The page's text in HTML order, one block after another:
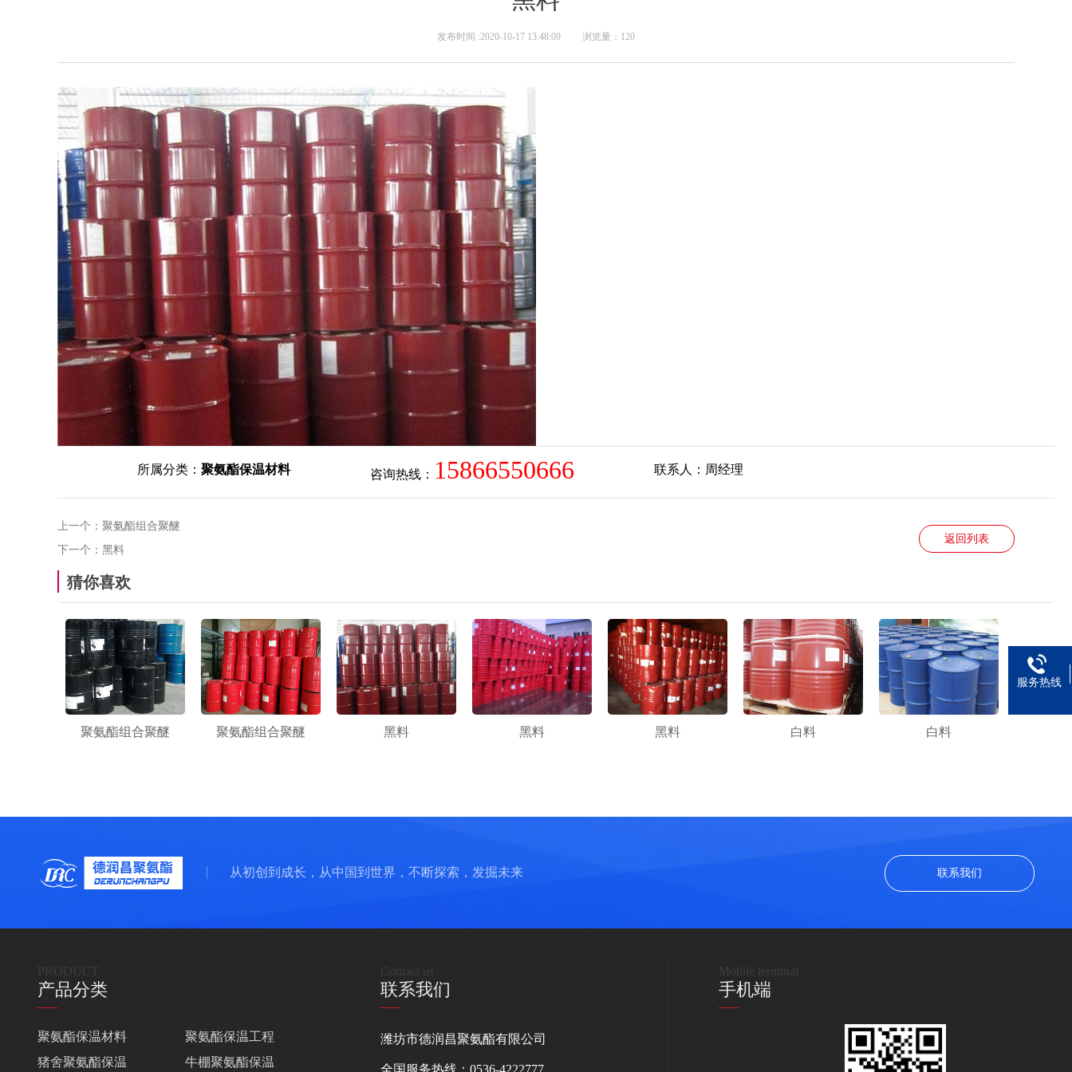
发布时间 :2020-10-17 13:48:09 浏览量：120
所属分类： 聚氨酯保温材料 咨询热线： 15866550666 联系人：周经理
上一个： 聚氨酯组合聚醚
下一个： 黑料
返回列表
猜你喜欢
聚氨酯组合聚醚 聚氨酯组合聚醚 黑料 黑料 黑料 白料 白料
从初创到成长，从中国到世界，不断探索，发掘未来 联系我们
PRODUCT
产品分类
聚氨酯保温材料
聚氨酯保温工程
猪舍聚氨酯保温
牛棚聚氨酯保温
Contact us
联系我们
潍坊市德润昌聚氨酯有限公司
全国服务热线：0536-4222777
Mobile terminal
手机端
服务热线